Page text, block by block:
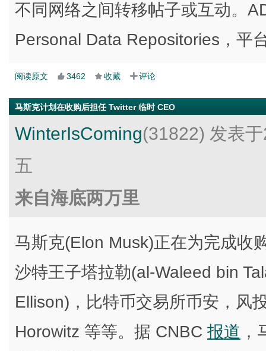
不同网络之间转移帖子或互动。
Personal Data Repositories，平
阅读原文 3462 收藏 评论
马斯克计划在收购后担任 Twitter 临时 CEO
WinterIsComing(31822) 发表
五
来自海底两万里
马斯克(Elon Musk)正在为完成收
沙特王子塔拉勒(al-Waleed bin
Ellison)，比特币交易所币安，风
Horowitz 等等。据 CNBC 报道